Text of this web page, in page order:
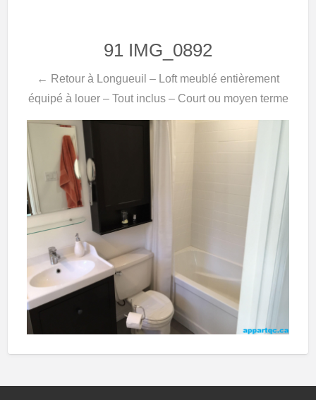
91 IMG_0892
← Retour à Longueuil – Loft meublé entièrement
équipé à louer – Tout inclus – Court ou moyen terme